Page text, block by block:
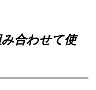
合わせて使